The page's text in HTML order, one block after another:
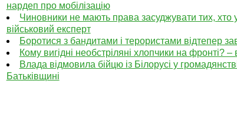
нардеп про мобілізацію
Чиновники не мають права засуджувати тих, хто
військовий експерт
Боротися з бандитами і терористами відтепер
Кому вигідні необстріляні хлопчики на фронті? –
Влада відмовила бійцю із Білорусі у
Батьківщині